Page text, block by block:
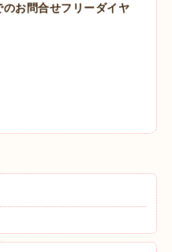
のお問合せフリーダイヤ